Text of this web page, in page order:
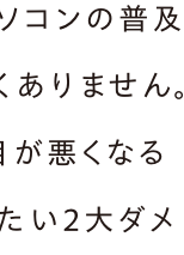
コンの普及
りません。
が悪くなる
い2大ダメ